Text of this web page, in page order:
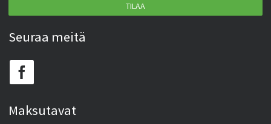
TILAA
Seuraa meitä
Maksutavat